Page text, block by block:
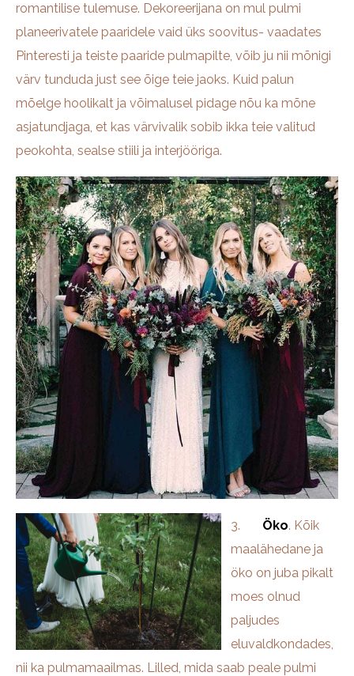
romantilise tulemuse. Dekoreerijana on mul pulmi
planeerivatele paaridele vaid üks soovitus- vaadates
Pinteresti ja teiste paaride pulmapilte, võib ju nii mõnigi
värv tunduda just see õige teie jaoks. Kuid palun
mõelge hoolikalt ja võimalusel pidage nõu ka mõne
asjatundjaga, et kas värvivalik sobib ikka teie valitud
peokohta, sealse stiili ja interjööriga.
3. Öko. Kõik
maalähedane ja
öko on juba pikalt
moes olnud
paljudes
eluvaldkondades,
nii ka pulmamaailmas. Lilled, mida saab peale pulmi